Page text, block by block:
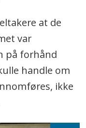
at de
var
på forhånd
handle om
ikke